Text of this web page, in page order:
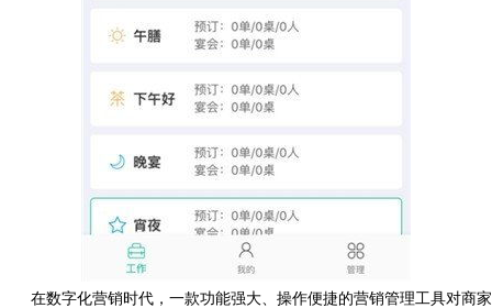
在数字化营销时代，一款功能强大、操作便捷的营销管理工具对商家